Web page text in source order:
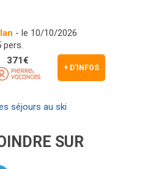
- le 10/10/2026
pers.
+ D'INFOS
371€
séjours au ski
SUR